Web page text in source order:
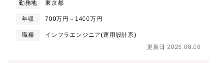
ジメントシステムを、継続的に運用することをミッションとして
います。主副担当制を導入することで属人化しがちな運用を標準
のセキュリティレベル向上を推進します。また、ISMS・Pマーク
の安定した運用を実現する仕組みを設計・構築し、ラクスグルー
ネージドサービスをお客様に適用するためのアセスメントやサー
ビス開発・導入を推進を実施できる人材が大幅に不足している状
況です。経験のある人材を補強し、早期勝ちパターンを作ってい
きたいと考えています。【職務内容】本ポストでは、これまで当
ビスメニューでご提供してきた運用保守業務を統合し、新たなIT
勤務地 東京都
年収 700万円～1400万円
職種
インフラエンジニア(運用設計系)
更新日 2026.08.06